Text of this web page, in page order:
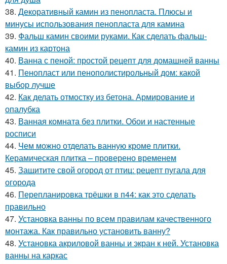
38. Декоративный камин из пенопласта. Плюсы и
минусы использования пенопласта для камина
39. Фальш камин своими руками. Как сделать фальш-
камин из картона
40. Ванна с пеной: простой рецепт для домашней ванны
41. Пенопласт или пенополистирольный дом: какой
выбор лучше
42. Как делать отмостку из бетона. Армирование и
опалубка
43. Ванная комната без плитки. Обои и настенные
росписи
44. Чем можно отделать ванную кроме плитки.
Керамическая плитка – проверено временем
45. Защитите свой огород от птиц: рецепт пугала для
огорода
46. Перепланировка трёшки в п44: как это сделать
правильно
47. Установка ванны по всем правилам качественного
монтажа. Как правильно установить ванну?
48. Установка акриловой ванны и экран к ней. Установка
ванны на каркас